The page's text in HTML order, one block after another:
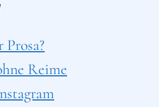
Prosa?
Reime